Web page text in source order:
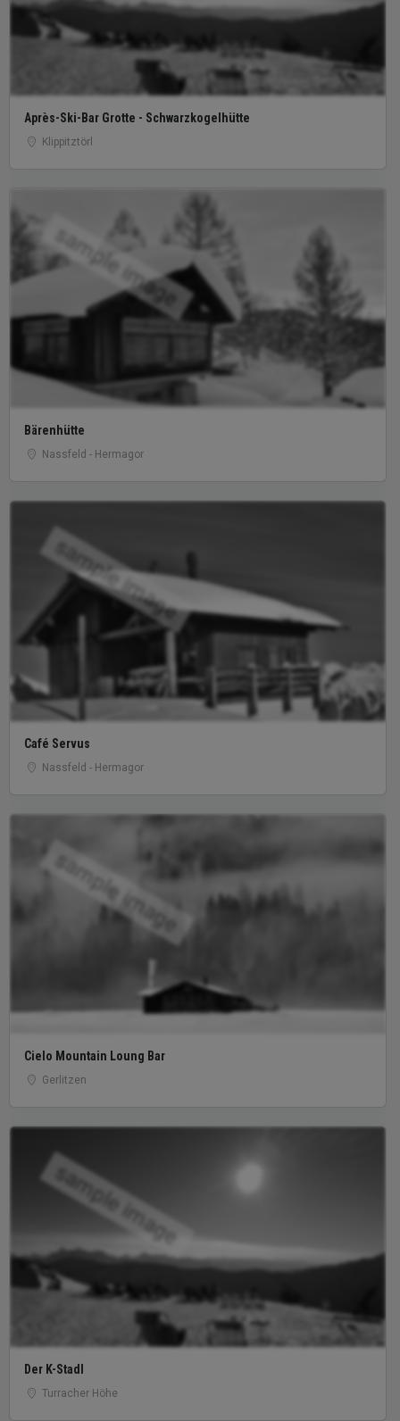
Après-Ski-Bar Grotte - Schwarzkogelhütte
Klippitztörl
sample image
Bärenhütte
Nassfeld - Hermagor
sample image
Café Servus
Nassfeld - Hermagor
sample image
Cielo Mountain Loung Bar
Gerlitzen
sample image
Der K-Stadl
Turracher Höhe